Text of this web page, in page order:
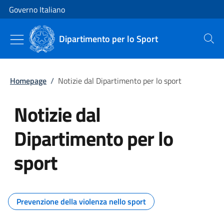
Vai al contenuto
Vai alla navigazione del sito
Governo Italiano
Dipartimento per lo Sport Cerca
Homepage / Notizie dal Dipartimento per lo sport
Notizie dal
Dipartimento per lo
sport
Tutti i contenuti della pagina
Prevenzione della violenza nello sport